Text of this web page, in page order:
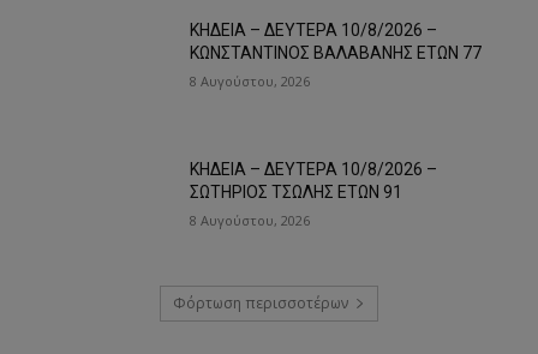
ΚΗΔΕΙΑ – ΔΕΥΤΕΡΑ 10/8/2026 –
ΚΩΝΣΤΑΝΤΙΝΟΣ ΒΑΛΑΒΑΝΗΣ ΕΤΩΝ 77
8 Αυγούστου, 2026
ΚΗΔΕΙΑ – ΔΕΥΤΕΡΑ 10/8/2026 –
ΣΩΤΗΡΙΟΣ ΤΣΩΛΗΣ ΕΤΩΝ 91
8 Αυγούστου, 2026
Φόρτωση περισσοτέρων